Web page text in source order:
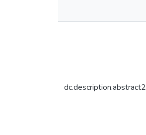
dc.description.abstract2